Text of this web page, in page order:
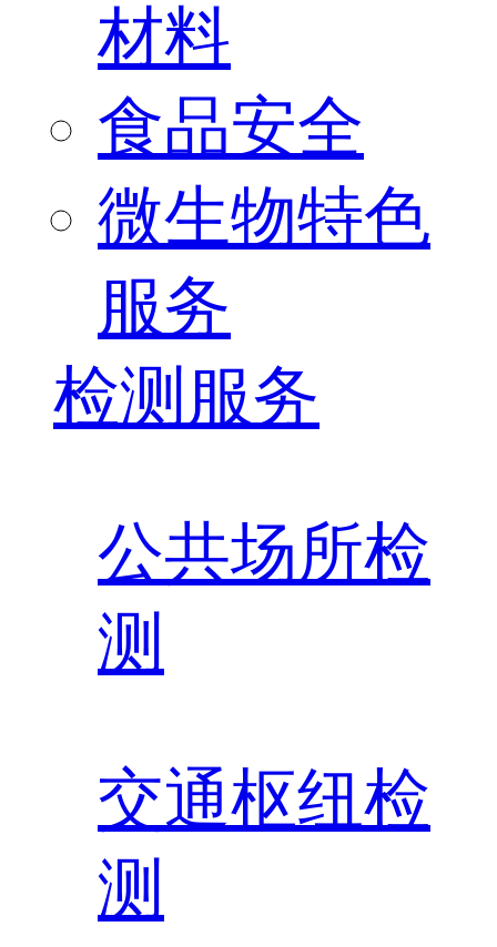
材料
食品安全
微生物特色
服务
检测服务
公共场所检
测
交通枢纽检
测